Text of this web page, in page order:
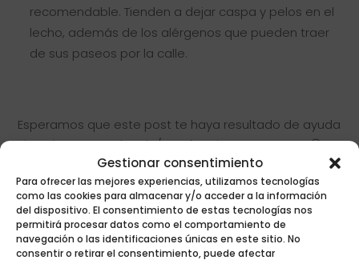
Gestionar consentimiento
Para ofrecer las mejores experiencias, utilizamos tecnologías
como las cookies para almacenar y/o acceder a la información
del dispositivo. El consentimiento de estas tecnologías nos
permitirá procesar datos como el comportamiento de
navegación o las identificaciones únicas en este sitio. No
consentir o retirar el consentimiento, puede afectar
recomendable. Tienden a dejar caspa y pelos en el
lecho, además de los alérgenos que pueden traer
de sus paseos por la calle.
Esperamos que este post te haya resultado de ayuda
si estás acostumbrado/a a dormir con mascota 🙂
Buscar